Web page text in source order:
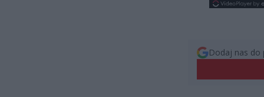
Dodaj nas do